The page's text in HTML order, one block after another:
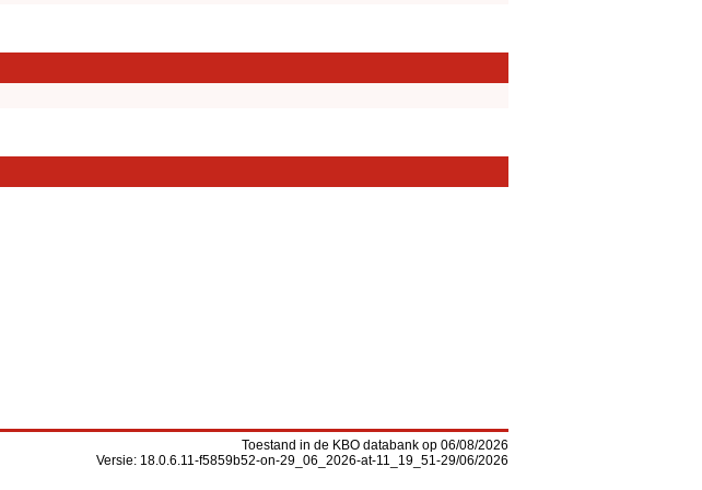
Toestand in de KBO databank op 06/08/2026
Versie: 18.0.6.11-f5859b52-on-29_06_2026-at-11_19_51-29/06/2026